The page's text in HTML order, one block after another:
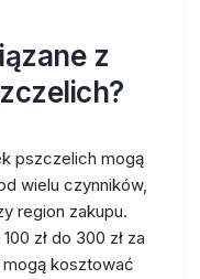
z
pszczelich mogą
wielu czynników,
region zakupu.
zł do 300 zł za
kosztować